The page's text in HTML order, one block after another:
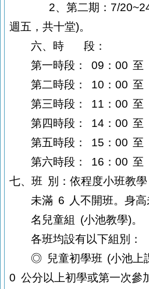
2、第二期： 7/
週五，共十堂)。
六、時段：
第一時段：
09 ： 00至
第二時段 ： 10 ： 00至
第三時段 ： 11 ： 00至
第四時段 ： 14 ： 00至
第五時段 ： 15 ： 00至
第六時段 ： 16 ： 00至
七、班 別：依程度小班教
未滿 6 人不開班。身
名兒童組 (小池教學)。
各班均設有以下組別：
◎ 兒童初學班 (小池上
0 公分以上初學或第一次參